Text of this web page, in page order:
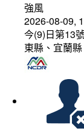
強風
2026-08-09,
今(9)日第13
東縣、宜蘭